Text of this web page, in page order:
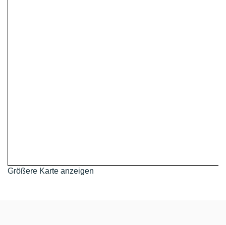
Größere Karte anzeigen